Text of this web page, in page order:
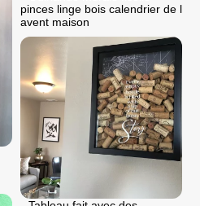
pinces linge bois calendrier de l
avent maison